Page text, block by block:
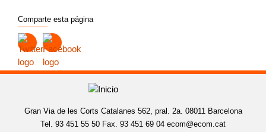
Comparte esta página
Gran Via de les Corts Catalanes 562, pral. 2a. 08011 Barcelona
Tel. 93 451 55 50 Fax. 93 451 69 04 ecom@ecom.cat